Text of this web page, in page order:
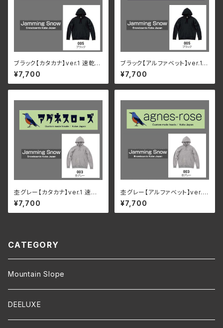
ブラック【カタカナ】ver.1 速乾・
裏起毛 サイズが豊富 アグネス
ローズ & Jamming Snow オ
リジナルパーカー
¥7,700
ブラック【アルファベット】ver.1
速乾・裏起毛 サイズが豊富 アグ
ネスローズ & Jamming Snow
オリジナルパーカー
¥7,700
杢グレー【カタカナ】ver.1 速乾・
裏起毛 サイズが豊富 アグネス
ローズ & Jamming Snow オ
リジナルパーカー
¥7,700
杢グレー【アルファベット】ver.1
速乾・裏起毛 サイズが豊富 アグ
ネスローズ & Jamming Snow
オリジナルパーカー
¥7,700
CATEGORY
Mountain Slope
DEELUXE